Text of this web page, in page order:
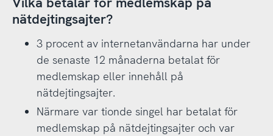
nätdejtingsajter?
3 procent av internetanvändarna har under
de senaste 12 månaderna betalat för
medlemskap eller innehåll på
nätdejtingsajter.
Närmare var tionde singel har betalat för
medlemskap på nätdejtingsajter och var